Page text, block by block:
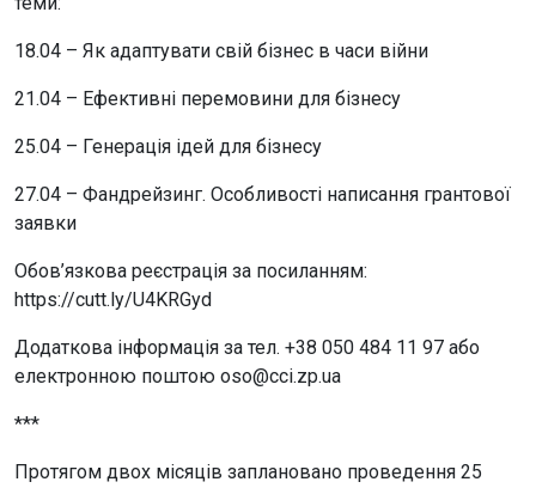
18.04 – Як адаптувати свій бізнес в часи війни
21.04 – Ефективні перемовини для бізнесу
25.04 – Генерація ідей для бізнесу
27.04 – Фандрейзинг. Особливості написання грантової
заявки
Обов’язкова реєстрація за посиланням:
https://cutt.ly/U4KRGyd
Додаткова інформація за тел. +38 050 484 11 97 або
електронною поштою oso@cci.zp.ua
***
Протягом двох місяців заплановано проведення 25